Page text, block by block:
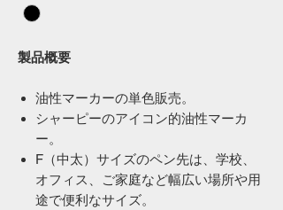
製品概要
油性マーカーの単色販売。
シャーピーのアイコン的油性マーカ
ー。
F（中太）サイズのペン先は、学校、
オフィス、ご家庭など幅広い場所や用
途で便利なサイズ。